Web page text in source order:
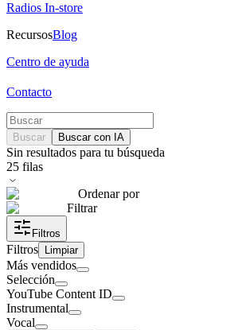
Radios In-store
RecursosBlog
Centro de ayuda
Contacto
Buscar Buscar con IA
Sin resultados para tu búsqueda
25 filas
Ordenar por
Filtrar
Filtros
Filtros Limpiar
Más vendidos
Selección
YouTube Content ID
Instrumental
Vocal